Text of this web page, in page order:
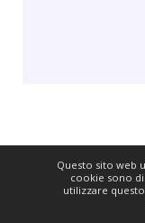
Questo sito web
cookie sono
utilizzare